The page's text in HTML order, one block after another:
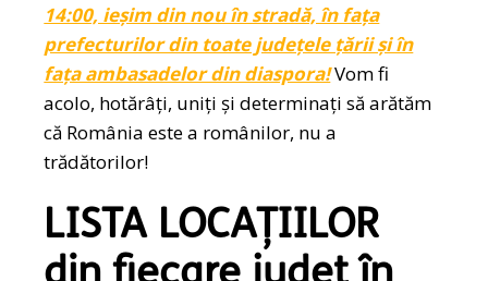
14:00, ieșim din nou în stradă, în fața
prefecturilor din toate județele țării și în
fața ambasadelor din diaspora!Vom fi
acolo, hotărâți, uniți și determinați să arătăm
că România este a românilor, nu a
trădătorilor!
LISTA LOCAȚIILOR